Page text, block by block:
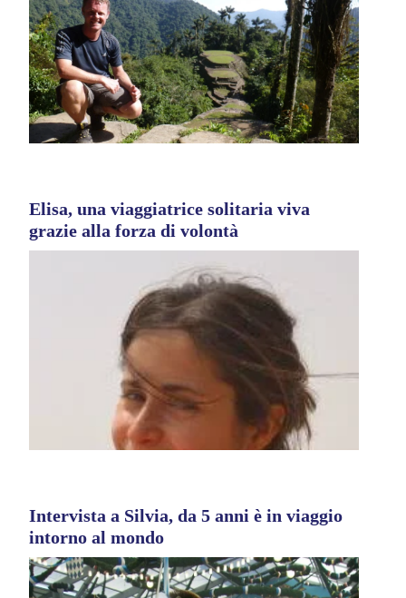
Elisa, una viaggiatrice solitaria viva
grazie alla forza di volontà
Intervista a Silvia, da 5 anni è in viaggio
intorno al mondo